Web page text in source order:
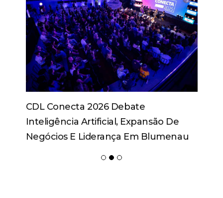
Perfil Corporativo Do Seu Pai: Do
Anancástico Ao Paranóide